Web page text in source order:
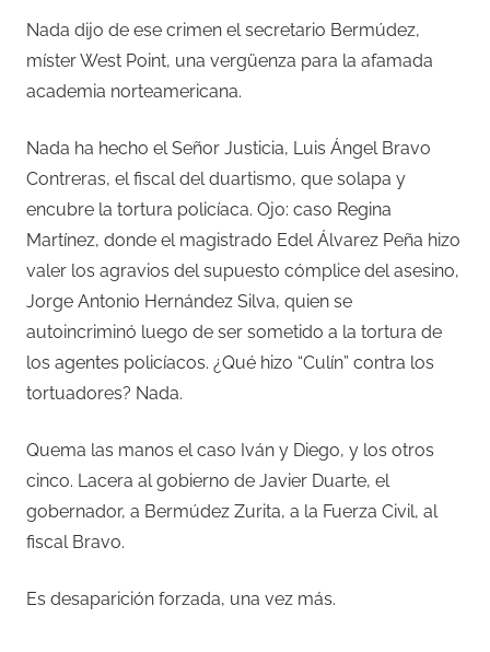
Nada dijo de ese crimen el secretario Bermúdez,
míster West Point, una vergüenza para la afamada
academia norteamericana.
Nada ha hecho el Señor Justicia, Luis Ángel Bravo
Contreras, el fiscal del duartismo, que solapa y
encubre la tortura policíaca. Ojo: caso Regina
Martínez, donde el magistrado Edel Álvarez Peña hizo
valer los agravios del supuesto cómplice del asesino,
Jorge Antonio Hernández Silva, quien se
autoincriminó luego de ser sometido a la tortura de
los agentes policíacos. ¿Qué hizo “Culín” contra los
tortuadores? Nada.
Quema las manos el caso Iván y Diego, y los otros
cinco. Lacera al gobierno de Javier Duarte, el
gobernador, a Bermúdez Zurita, a la Fuerza Civil, al
fiscal Bravo.
Es desaparición forzada, una vez más.